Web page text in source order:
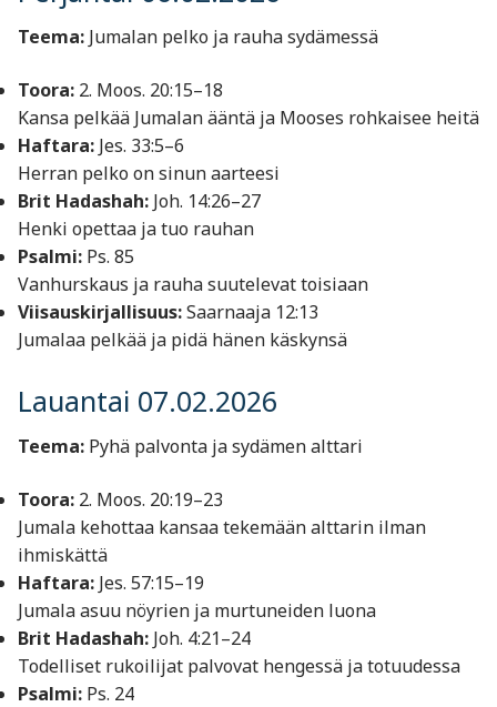
Teema: Jumalan pelko ja rauha sydämessä
Toora: 2. Moos. 20:15–18
Kansa pelkää Jumalan ääntä ja Mooses rohkaisee heitä
Haftara: Jes. 33:5–6
Herran pelko on sinun aarteesi
Brit Hadashah: Joh. 14:26–27
Henki opettaa ja tuo rauhan
Psalmi: Ps. 85
Vanhurskaus ja rauha suutelevat toisiaan
Viisauskirjallisuus:Saarnaaja 12:13
Jumalaa pelkää ja pidä hänen käskynsä
Lauantai 07.02.2026
Teema: Pyhä palvonta ja sydämen alttari
Toora: 2. Moos. 20:19–23
Jumala kehottaa kansaa tekemään alttarin ilman
ihmiskättä
Haftara: Jes. 57:15–19
Jumala asuu nöyrien ja murtuneiden luona
Brit Hadashah: Joh. 4:21–24
Todelliset rukoilijat palvovat hengessä ja totuudessa
Psalmi: Ps. 24